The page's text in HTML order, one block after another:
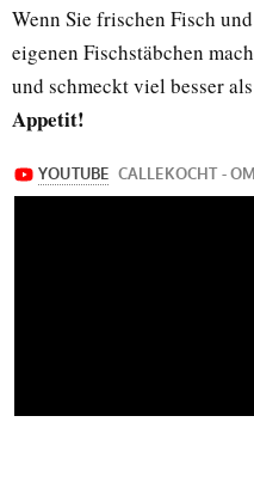
Wenn Sie frischen Fisch
eigenen Fischstäbchen
und schmeckt viel besser
Appetit!